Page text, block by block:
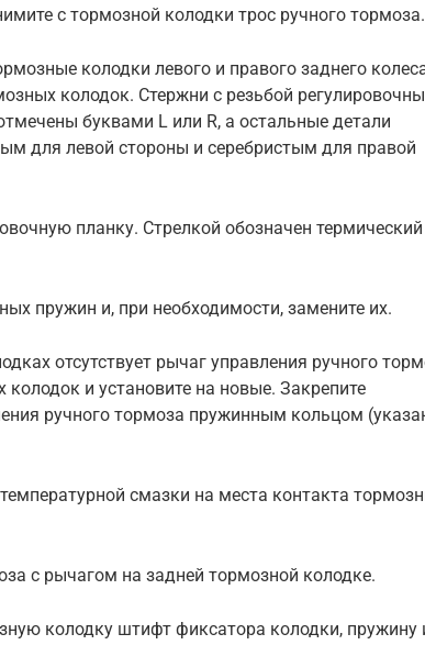
с тормозной колодки трос ручного тормоза.
колодки левого и правого заднего
колодок. Стержни с резьбой
буквами L или R, а остальные детали
для левой стороны и серебристым для правой
планку. Стрелкой обозначен термический
пружин и, при необходимости, замените их.
отсутствует рычаг управления ручного
и установите на новые. Закрепите
ручного тормоза пружинным кольцом
смазки на места контакта
с рычагом на задней тормозной колодке.
колодку штифт фиксатора колодки, пружину